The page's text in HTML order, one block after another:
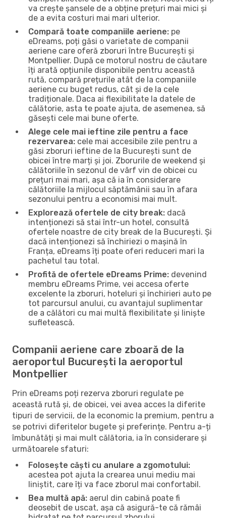
va crește șansele de a obține prețuri mai mici și
de a evita costuri mai mari ulterior.
Compară toate companiile aeriene: pe
eDreams, poți găsi o varietate de companii
aeriene care oferă zboruri între București și
Montpellier. După ce motorul nostru de căutare
îți arată opțiunile disponibile pentru această
rută, compară prețurile atât de la companiile
aeriene cu buget redus, cât și de la cele
tradiționale. Daca ai flexibilitate la datele de
călătorie, asta te poate ajuta, de asemenea, să
găsești cele mai bune oferte.
Alege cele mai ieftine zile pentru a face
rezervarea: cele mai accesibile zile pentru a
găsi zboruri ieftine de la București sunt de
obicei între marți și joi. Zborurile de weekend și
călătoriile în sezonul de vârf vin de obicei cu
prețuri mai mari, așa că ia în considerare
călătoriile la mijlocul săptămânii sau în afara
sezonului pentru a economisi mai mult.
Explorează ofertele de city break: dacă
intenționezi să stai într-un hotel, consultă
ofertele noastre de city break de la București. Și
dacă intenționezi să închiriezi o mașină în
Franța, eDreams îți poate oferi reduceri mari la
pachetul tau total.
Profită de ofertele eDreams Prime: devenind
membru eDreams Prime, vei accesa oferte
excelente la zboruri, hoteluri și închirieri auto pe
tot parcursul anului, cu avantajul suplimentar
de a călători cu mai multă flexibilitate și liniște
sufletească.
Companii aeriene care zboară de la
aeroportul București la aeroportul
Montpellier
Prin eDreams poți rezerva zboruri regulate pe
această rută și, de obicei, vei avea acces la diferite
tipuri de servicii, de la economic la premium, pentru a
se potrivi diferitelor bugete și preferințe. Pentru a-ți
îmbunătăți și mai mult călătoria, ia în considerare și
următoarele sfaturi:
Folosește căști cu anulare a zgomotului:
acestea pot ajuta la crearea unui mediu mai
liniștit, care îți va face zborul mai confortabil.
Bea multă apă: aerul din cabină poate fi
deosebit de uscat, așa că asigură-te că rămâi